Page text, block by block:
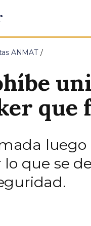
ANMAT
que
lo que se